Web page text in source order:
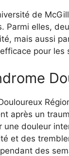
de
Parmi elles,
mais aussi
pour les
après un
une douleur
et des
des